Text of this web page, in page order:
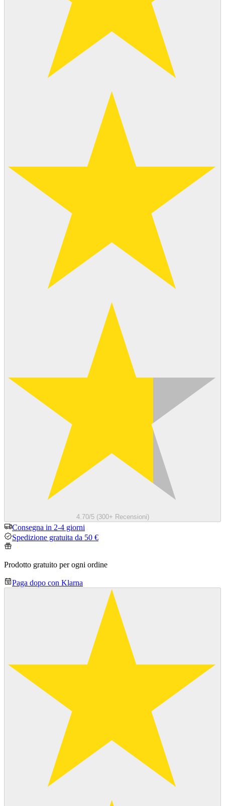
4.70/5 (300+ Recensioni)
Consegna in 2-4 giorni
Spedizione gratuita da 50 €
Prodotto gratuito per ogni ordine
Paga dopo con Klarna